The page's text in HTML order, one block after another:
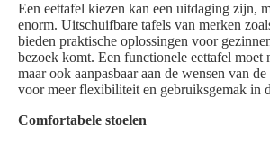
Een eettafel kiezen kan een uitdaging zijn,
enorm. Uitschuifbare tafels van merken
bieden praktische oplossingen voor
bezoek komt. Een functionele eettafel moet
maar ook aanpasbaar aan de wensen van
voor meer flexibiliteit en gebruiksgemak in
Comfortabele stoelen